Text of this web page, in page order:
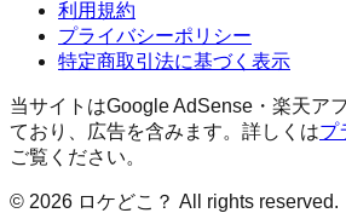
利用規約
プライバシーポリシー
特定商取引法に基づく表示
当サイトはGoogle AdSense・楽天ア
ており、広告を含みます。詳しくはプ
ご覧ください。
© 2026 ロケどこ？ All rights reserved.